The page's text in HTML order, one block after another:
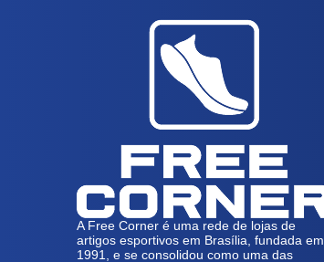
A Free Corner é uma rede de lojas de
artigos esportivos em Brasília, fundada em
1991, e se consolidou como uma das